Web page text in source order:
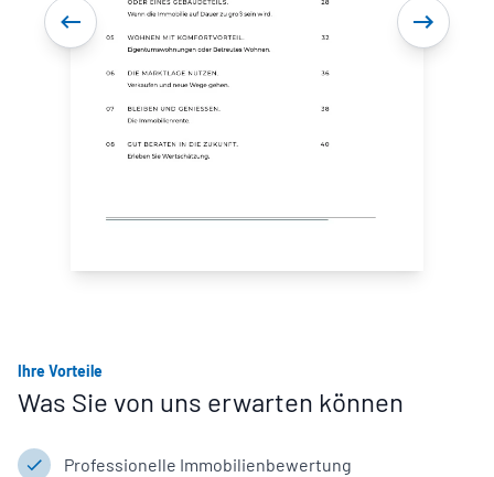
Ihre Vorteile
Was Sie von uns erwarten können
Professionelle Immobilienbewertung